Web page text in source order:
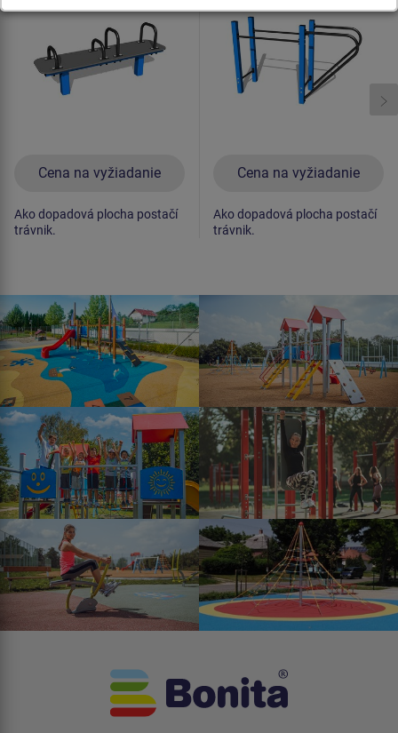
Cena na vyžiadanie
Ako dopadová plocha postačí
trávnik.
Cena na vyžiadanie
Ako dopadová plocha postačí
trávnik.